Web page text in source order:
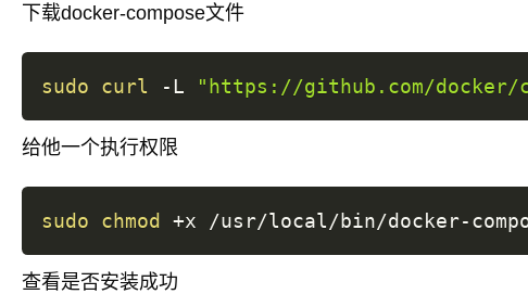
下载docker-compose文件
sudo curl -L "https://github.com/docker/
给他一个执行权限
sudo chmod
查看是否安装成功